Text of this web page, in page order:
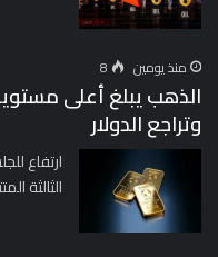
منذ يومين 8
الذهب يبلغ أعلى
وتراجع الدولار
ارتفاع
الثالثة